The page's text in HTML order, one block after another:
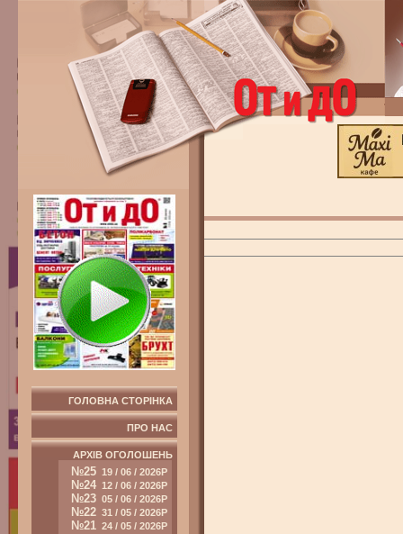
ГОЛОВНА СТОРІНКА
ПРО НАС
АРХІВ ОГОЛОШЕНЬ
№25 19 / 06 / 2026Р
№24 12 / 06 / 2026Р
№23 05 / 06 / 2026Р
№22 31 / 05 / 2026Р
№21 24 / 05 / 2026Р